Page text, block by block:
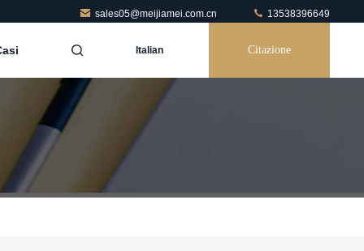
sales05@meijiamei.com.cn 13538396649
Italian Citazione